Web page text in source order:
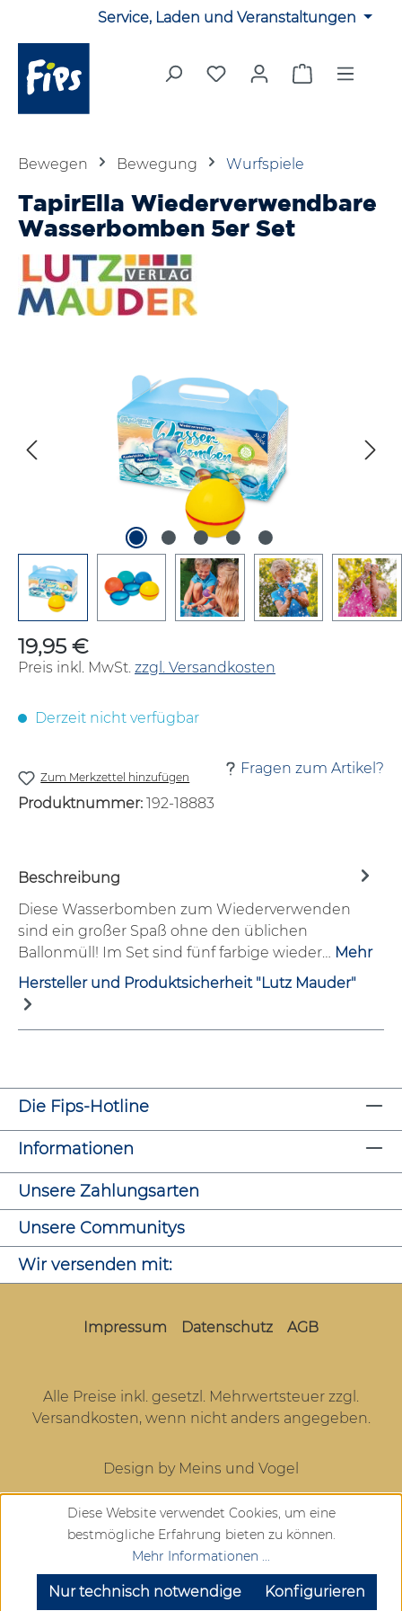
Zum Hauptinhalt springenService, Laden und Veranstaltungen
Du hast 0 Produkte auf
Warenkorb
Bewegen Bewegung Wurfspiele
TapirElla Wiederverwendbare
Wasserbomben 5er Set
Regulärer Preis:
19,95 €
Preis inkl. MwSt. zzgl. Versandkosten
Derzeit nicht verfügbar
Zum Merkzettel hinzufügen
Fragen zum Artikel?
Produktnummer: 192-18883
Beschreibung
Diese Wasserbomben zum Wiederverwenden
sind ein großer Spaß ohne den üblichen
Ballonmüll! Im Set sind fünf farbige wieder… Mehr
Hersteller und Produktsicherheit "Lutz Mauder"
Die Fips-Hotline
Informationen
Unsere Zahlungsarten
Unsere Communitys
Wir versenden mit:
Impressum Datenschutz AGB
Alle Preise inkl. gesetzl. Mehrwertsteuer zzgl.
Versandkosten, wenn nicht anders angegeben.
Design by Meins und Vogel
Diese Website verwendet Cookies, um eine
bestmögliche Erfahrung bieten zu können.
Mehr Informationen ...
Nur technisch notwendige Konfigurieren
SEHR GUT (4.72 / 5)
aus904Bewertungen bei: google.com, trustedshops.de, shopvote.de ⓘ
Informationen zur Echtheit der Bewertungen